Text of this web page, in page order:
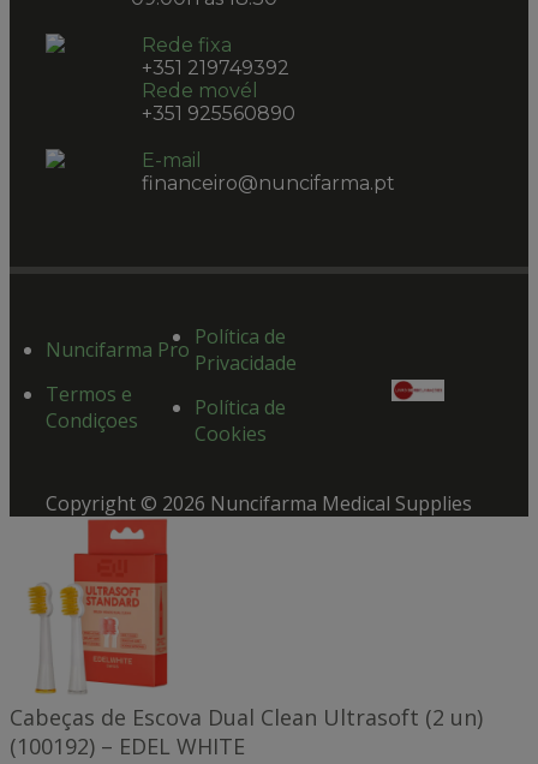
Rede fixa
+351 219749392
Rede movél
+351 925560890
E-mail
financeiro@nuncifarma.pt
Nuncifarma Pro
Termos e
Condiçoes
Política de
Privacidade
Política de
Cookies
Copyright © 2026 Nuncifarma Medical Supplies
Cabeças de Escova Dual Clean Ultrasoft (2 un)
(100192) – EDEL WHITE